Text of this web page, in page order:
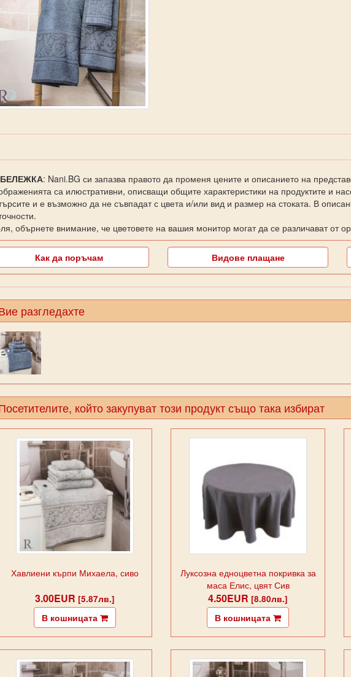
: Nani.BG си запазва правото да променя цените и описанието на
са илюстративни, описващи общите характеристики на продуктите и
и е възможно да не съвпадат с цвета и/или вид и размер на стоката. В
обърнете внимание, че цветовете на вашия монитор могат да се различават от
Как да поръчам Видове плащане
разгледахте
който закупуват този продукт също така избират
Хавлиени кърпи Михаела, сиво
3.00EUR[5.87лв.]
В кошницата
Луксозна едноцветна покривка за
маса Елис, цвят Сив
4.50EUR[8.80лв.]
В кошницата